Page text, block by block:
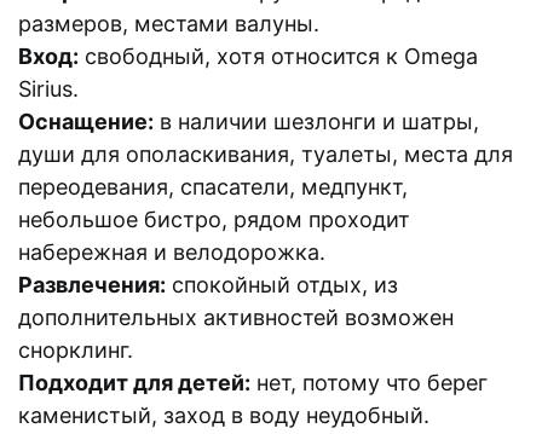
размеров, местами валуны.
Вход: свободный, хотя относится к Omega
Sirius.
Оснащение: в наличии шезлонги и шатры,
души для ополаскивания, туалеты, места для
переодевания, спасатели, медпункт,
небольшое бистро, рядом проходит
набережная и велодорожка.
Развлечения: спокойный отдых, из
дополнительных активностей возможен
снорклинг.
Подходит для детей: нет, потому что берег
каменистый, заход в воду неудобный.